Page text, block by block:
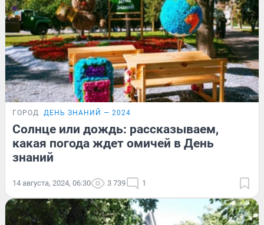
ГОРОД ДЕНЬ ЗНАНИЙ — 2024
Солнце или дождь: рассказываем,
какая погода ждет омичей в День
знаний
14 августа, 2024, 06:30 3 739 1